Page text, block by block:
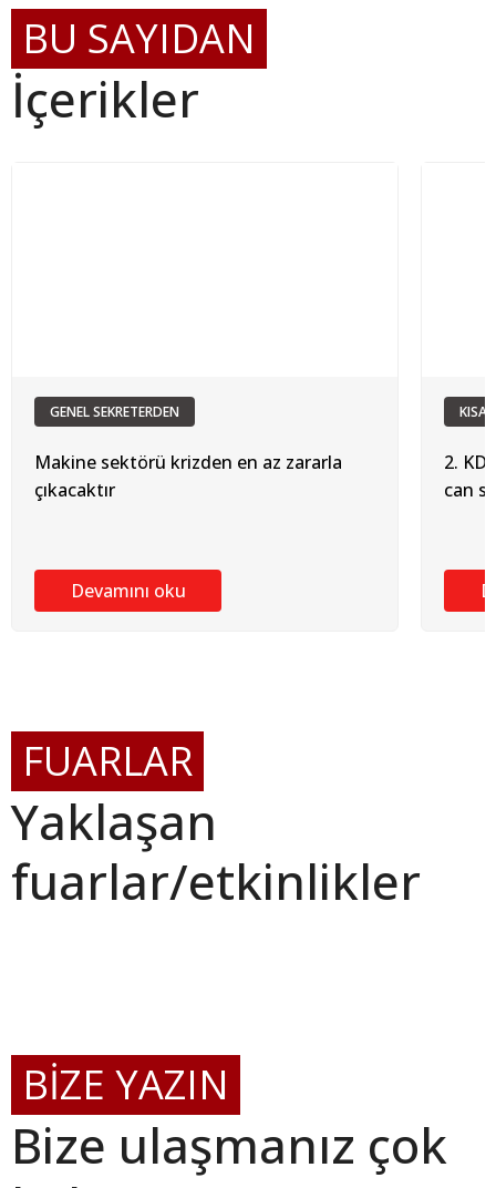
BU SAYIDAN
İçerikler
GENEL SEKRETERDEN
Makine sektörü krizden en az zararla
çıkacaktır
Devamını oku
2.
can
FUARLAR
Yaklaşan
fuarlar/etkinlikler
BİZE YAZIN
Bize ulaşmanız çok